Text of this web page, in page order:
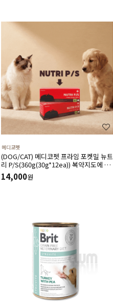
메디코펫
(DOG/CAT) 메디코펫 프라임 포켓밀 뉴트
리 P/S(360g(30g*12ea)) 복약지도에 도
움주는 가수분해 오리 처방캔
14,000원